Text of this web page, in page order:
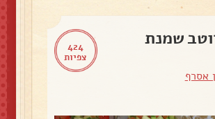
424
צפיות
שמנת
אסרף